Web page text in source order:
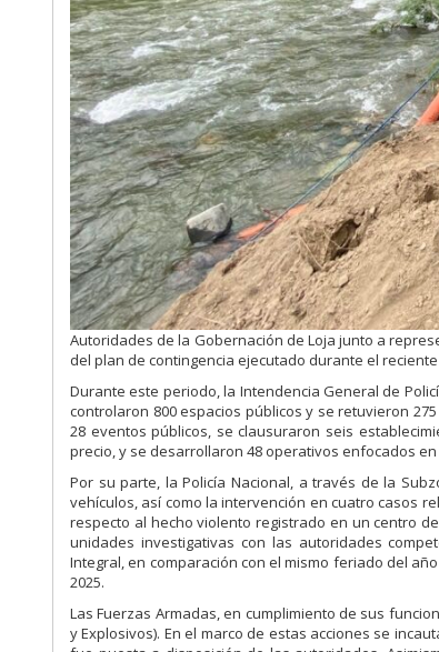
Autoridades de la Gobernación de Loja junto a
del plan de contingencia ejecutado durante el
Durante este periodo, la Intendencia General de
controlaron 800 espacios públicos y se retuvieron
28 eventos públicos, se clausuraron seis
precio, y se desarrollaron 48 operativos enfocados
Por su parte, la Policía Nacional, a través de la
vehículos, así como la intervención en cuatro casos
respecto al hecho violento registrado en un centro
unidades investigativas con las autoridades
Integral, en comparación con el mismo feriado del
2025.
Las Fuerzas Armadas, en cumplimiento de sus
y Explosivos). En el marco de estas acciones se